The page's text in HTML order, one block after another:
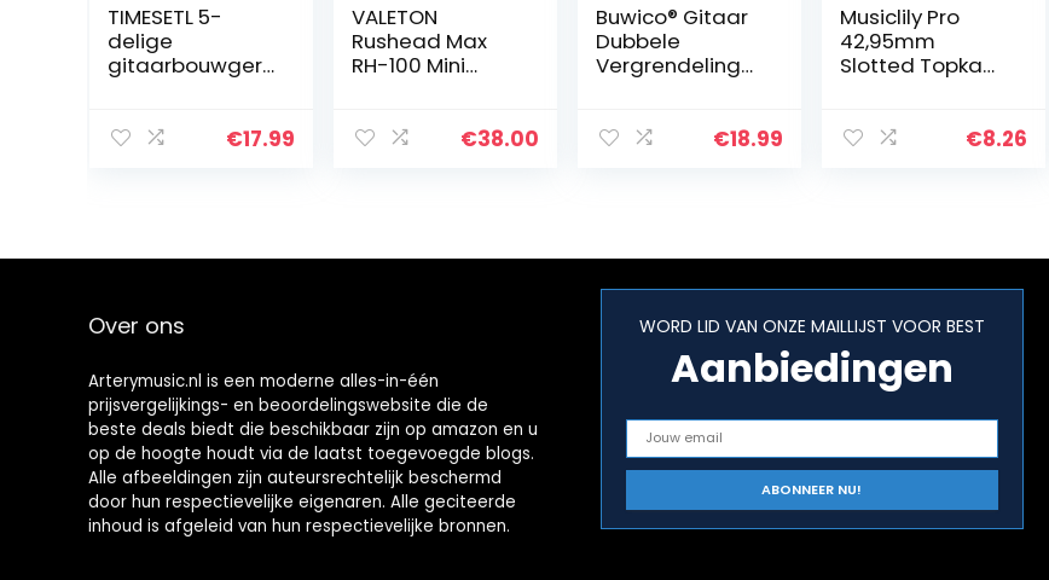
TIMESETL 5-
delige
gitaarbouwgere
roestvrij staal
€17.99
VALETON
Rushead Max
RH-100 Mini
draagbare€38.00
Buwico® Gitaar
Dubbele
Vergrendeling
Systeem
€18.99
Musiclily Pro
42,95mm
Slotted Topkam
Elektrische of€8.26
Over ons
Arterymusic.nl is een moderne alles-in-één
prijsvergelijkings- en beoordelingswebsite die de
beste deals biedt die beschikbaar zijn op amazon en u
op de hoogte houdt via de laatst toegevoegde blogs.
Alle afbeeldingen zijn auteursrechtelijk beschermd
door hun respectievelijke eigenaren. Alle geciteerde
inhoud is afgeleid van hun respectievelijke bronnen.
WORD LID VAN ONZE MAILLIJST VOOR BEST
Aanbiedingen